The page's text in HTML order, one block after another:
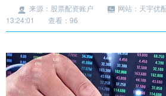
来源：股票配资账户 网站：天宇优
13:24:01
查看：96